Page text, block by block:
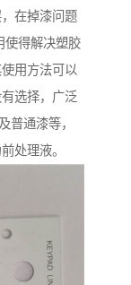
在掉漆问题
使得解决塑胶
用方法可以
选择，广泛
普通漆等，
处理液。